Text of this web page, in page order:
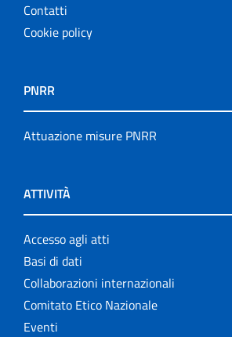
Contatti
Cookie policy
PNRR
Attuazione misure PNRR
ATTIVITÀ
Accesso agli atti
Basi di dati
Collaborazioni internazionali
Comitato Etico Nazionale
Eventi